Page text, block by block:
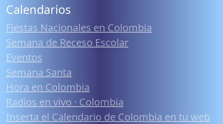
Calendarios
Fiestas Nacionales en Colombia
Semana de Receso Escolar
Eventos
Semana Santa
Hora en Colombia
Radios en vivo · Colombia
Inserta el Calendario de Colombia en tu web